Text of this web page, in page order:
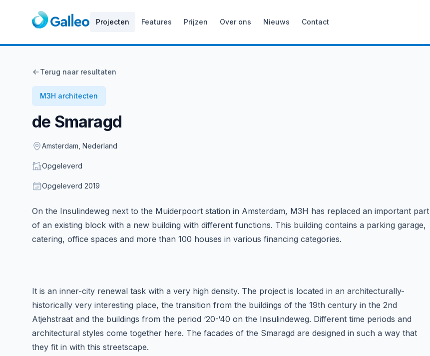
Projecten Features Prijzen Over ons Nieuws Contact
Terug naar resultaten
M3H architecten
de Smaragd
Location
Amsterdam, Nederland
Status
Opgeleverd
Opgeleverd
Opgeleverd 2019
Description
On the Insulindeweg next to the Muiderpoort station in Amsterdam, M3H has replaced an important part
of an existing block with a new building with different functions. This building contains a parking garage,
catering, office spaces and more than 100 houses in various financing categories.
It is an inner-city renewal task with a very high density. The project is located in an architecturally-
historically very interesting place, the transition from the buildings of the 19th century in the 2nd
Atjehstraat and the buildings from the period ‘20-‘40 on the Insulindeweg. Different time periods and
architectural styles come together here. The facades of the Smaragd are designed in such a way that
they fit in with this streetscape.